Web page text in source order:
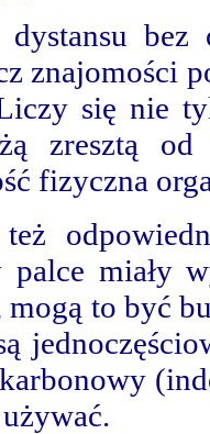
dystansu
znajomości
się nie
zresztą
fizyczna
miały
to być